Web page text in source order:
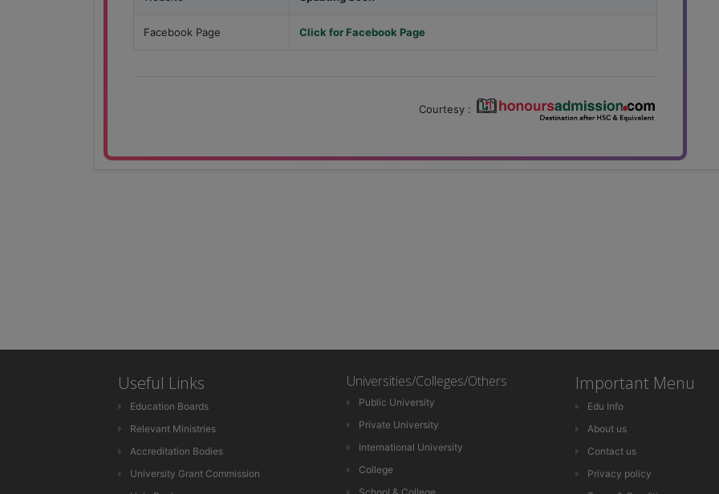
Facebook Page Click for Facebook Page
Courtesy :
Useful Links
Education Boards
Relevant Ministries
Accreditation Bodies
University Grant Commission
Universities/Colleges/Others
Public University
Private University
International University
College
Important Menu
Edu Info
About us
Contact us
Privacy policy